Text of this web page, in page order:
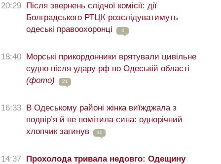
20:29 Після звернень слідчої комісії: дії
Болградського РТЦК розслідуватимуть
одеські правоохоронці
4
18:40 Морські прикордонники врятували цивільне
судно після удару рф по Одеській області
(фото)
21
16:33 В Одеському районі жінка виїжджала з
подвір’я й не помітила сина: однорічний
хлопчик загинув
10
14:37 Прохолода тривала недовго: Одещину